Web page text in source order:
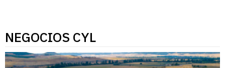
NEGOCIOS CYL